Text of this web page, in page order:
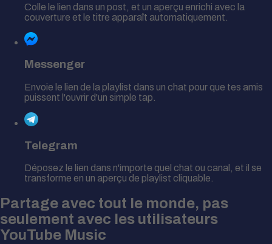
Colle le lien dans un post, et un aperçu enrichi avec la
couverture et le titre apparaît automatiquement.
Messenger
Envoie le lien de la playlist dans un chat pour que tes amis
puissent l'ouvrir d'un simple tap.
Telegram
Déposez le lien dans n'importe quel chat ou canal, et il se
transforme en un aperçu de playlist cliquable.
Partage avec tout le monde, pas
seulement avec les utilisateurs
YouTube Music